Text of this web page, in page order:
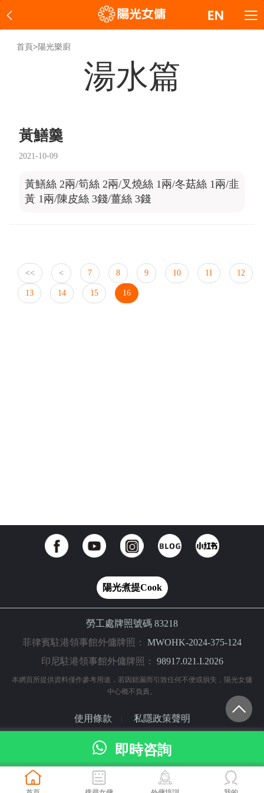
首頁> 陽光樂廚
湯水篇
黃鱔羹
2021-10-09
黃鱔絲 2兩/筍絲 2兩/叉燒絲 1兩/冬菇絲 1兩/韭
黃 1兩/陳皮絲 3錢/薑絲 3錢
<< < 7 8 9 10 11 12
13 14 15 16
陽光煮提Cook
勞工處牌照號碼 83218
菲律賓駐港領事館外傭牌照： MWOHK-2024-375-124
印尼駐港領事館外傭牌照： 98917.021.I.2026
本網頁所提供資料僅作參考用途，若因錯漏而引致任何不便或損失，陽光女傭
中心概不負責。
使用條款 私隱政策聲明
© 2024 陽光網（亞洲）科技有限公司 版權所有
即時咨詢